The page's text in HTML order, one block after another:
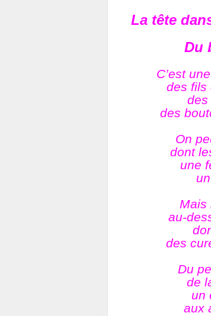
La tête
Du
C’est
des fils
des
des
On
dont
une
Mais
au-
des
Du
de
un
aux